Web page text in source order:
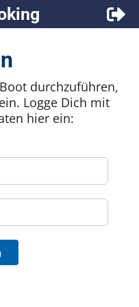
durchzuführen,
Logge Dich mit
hier ein: